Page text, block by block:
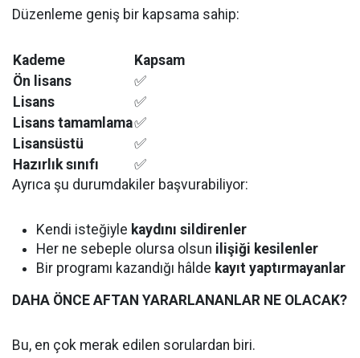
Düzenleme geniş bir kapsama sahip:
Kademe
Kapsam
Ön lisans
✅
Lisans
✅
Lisans tamamlama✅
Lisansüstü
✅
Hazırlık sınıfı
✅
Ayrıca şu durumdakiler başvurabiliyor:
Kendi isteğiyle kaydını sildirenler
Her ne sebeple olursa olsun ilişiği kesilenler
Bir programı kazandığı hâlde kayıt yaptırmayanlar
DAHA ÖNCE AFTAN YARARLANANLAR NE OLACAK?
Bu, en çok merak edilen sorulardan biri.